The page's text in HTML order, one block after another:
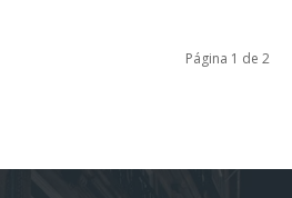
Página 1 de 2